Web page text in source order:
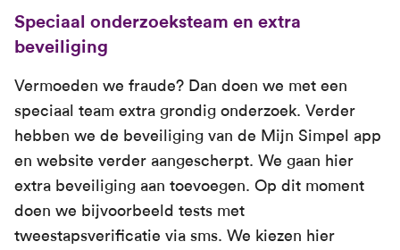
Speciaal onderzoeksteam en extra
beveiliging
Vermoeden we fraude? Dan doen we met een
speciaal team extra grondig onderzoek. Verder
hebben we de beveiliging van de Mijn Simpel app
en website verder aangescherpt. We gaan hier
extra beveiliging aan toevoegen. Op dit moment
doen we bijvoorbeeld tests met
tweestapsverificatie via sms. We kiezen hier